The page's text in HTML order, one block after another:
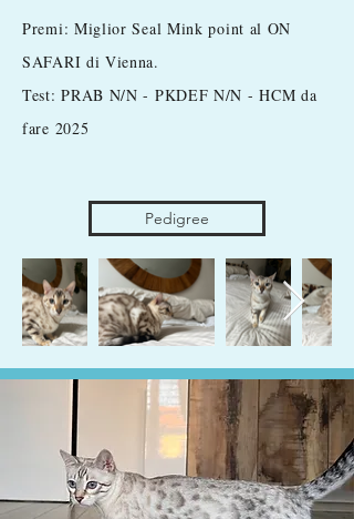
Premi: Miglior Seal Mink point al ON
SAFARI di Vienna.​
Test: PRAB N/N - PKDEF N/N - HCM da
fare 2025
Pedigree